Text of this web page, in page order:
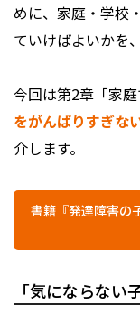
めに、家庭・学校
ていけばよいかを
今回は第2章「家
をがんばりすぎな
介します。
書籍『発達障害の
「気にならない